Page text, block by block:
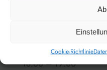
Cookie-Richtlinie
Ukulele am
18:00 – 19:00